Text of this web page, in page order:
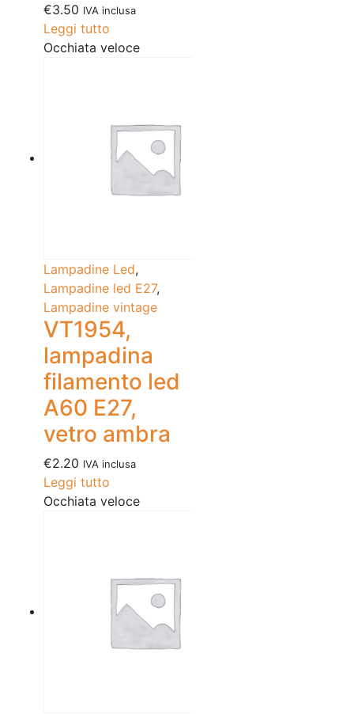
€3.50 IVA inclusa
Leggi tutto
Occhiata veloce
Lampadine Led,
Lampadine led E27,
Lampadine vintage
VT1954,
lampadina
filamento led
A60 E27,
vetro ambra
€2.20 IVA inclusa
Leggi tutto
Occhiata veloce